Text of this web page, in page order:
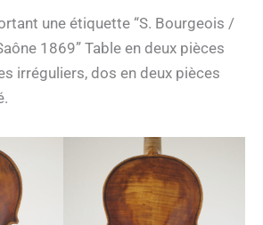
une étiquette “S. Bourgeois /
1869” Table en deux pièces
irréguliers, dos en deux pièces